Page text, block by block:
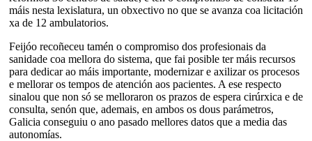
máis nesta lexislatura, un obxectivo no que se avanza coa licitación
xa de 12 ambulatorios.
Feijóo recoñeceu tamén o compromiso dos profesionais da
sanidade coa mellora do sistema, que fai posible ter máis recursos
para dedicar ao máis importante, modernizar e axilizar os procesos
e mellorar os tempos de atención aos pacientes. A ese respecto
sinalou que non só se melloraron os prazos de espera cirúrxica e de
consulta, senón que, ademais, en ambos os dous parámetros,
Galicia conseguiu o ano pasado mellores datos que a media das
autonomías.